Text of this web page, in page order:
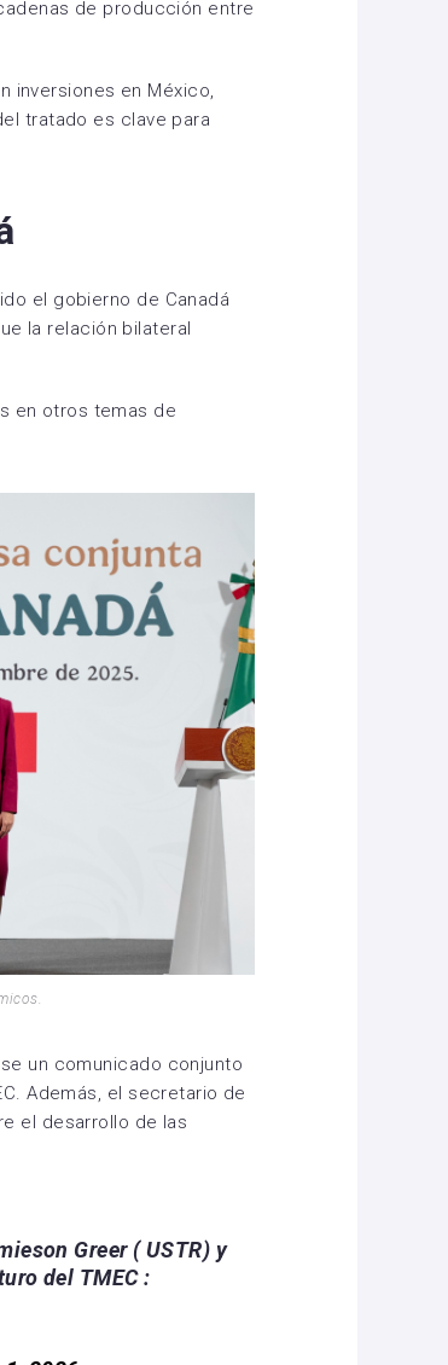
de producción entre
inversiones en México,
tratado es clave para
el gobierno de Canadá
la relación bilateral
en otros temas de
un comunicado conjunto
Además, el secretario de
el desarrollo de las
Greer ( USTR) y
del TMEC :